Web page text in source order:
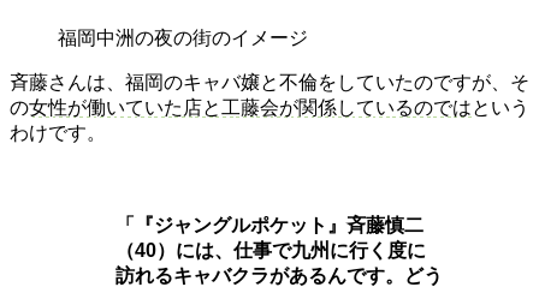
福岡中洲の夜の街のイメージ
斉藤さんは、福岡のキャバ嬢と不倫をしていたのですが、そ
の女性が働いていた店と工藤会が関係しているのではという
わけです。
「『ジャングルポケット』斉藤慎二
（40）には、仕事で九州に行く度に
訪れるキャバクラがあるんです。どう